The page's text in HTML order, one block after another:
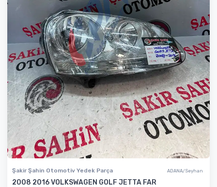
Şakir Şahin Otomotiv Yedek Parça ADANA/Seyhan
2008 2016 VOLKSWAGEN GOLF JETTA FAR